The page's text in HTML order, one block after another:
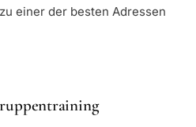
einer der besten Adressen